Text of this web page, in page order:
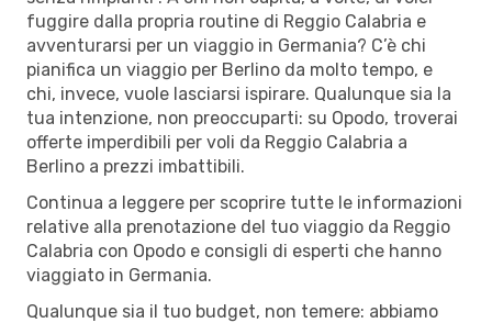
fuggire dalla propria routine di Reggio Calabria e
avventurarsi per un viaggio in Germania? C’è chi
pianifica un viaggio per Berlino da molto tempo, e
chi, invece, vuole lasciarsi ispirare. Qualunque sia la
tua intenzione, non preoccuparti: su Opodo, troverai
offerte imperdibili per voli da Reggio Calabria a
Berlino a prezzi imbattibili.
Continua a leggere per scoprire tutte le informazioni
relative alla prenotazione del tuo viaggio da Reggio
Calabria con Opodo e consigli di esperti che hanno
viaggiato in Germania.
Qualunque sia il tuo budget, non temere: abbiamo